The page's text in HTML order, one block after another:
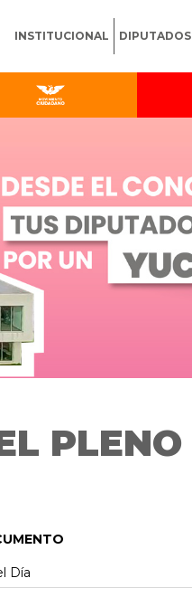
INSTITUCIONAL DIPUTADOS
PLENO
Día